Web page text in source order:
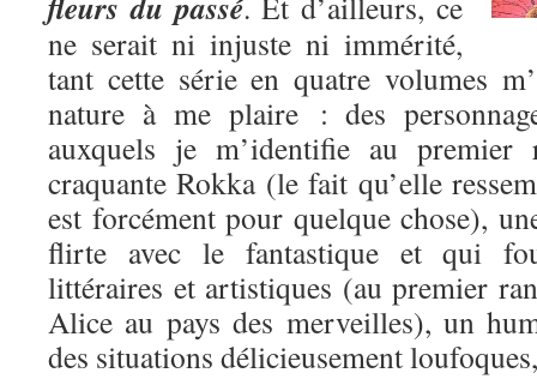
ne serait ni injuste ni immérité,
tant cette série en quatre volumes
nature à me plaire : des
auxquels je m’identifie au premier
craquante Rokka (le fait qu’elle
est forcément pour quelque chose),
flirte avec le fantastique et qui
littéraires et artistiques (au premier
Alice au pays des merveilles), un
des situations délicieusement